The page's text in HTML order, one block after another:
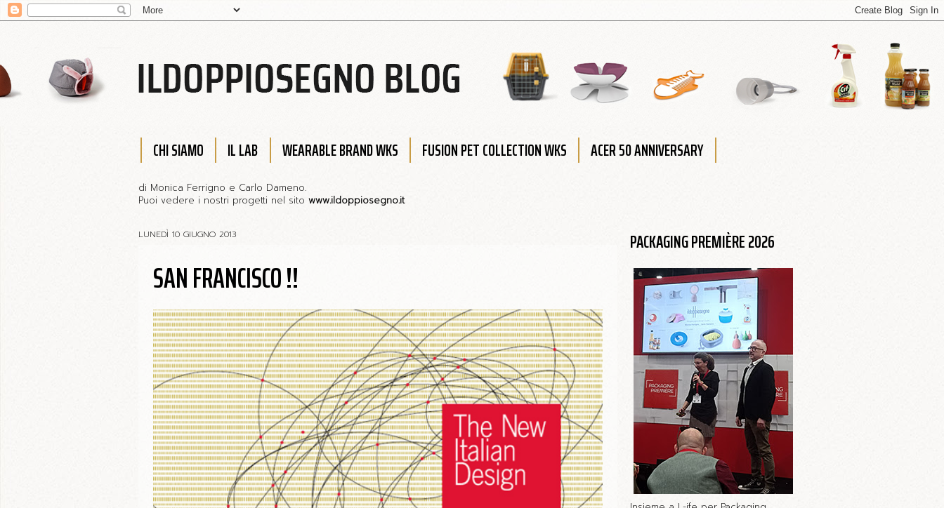
CHI SIAMO IL LAB WEARABLE BRAND WKS FUSION PET COLLECTION WKS ACER 50 ANNIVERSARY
di Monica Ferrigno e Carlo Dameno.
Puoi vedere i nostri progetti nel sito www.ildoppiosegno.it
LUNEDÌ 10 GIUGNO 2013
SAN FRANCISCO !!
PACKAGING PREMIÈRE 2026